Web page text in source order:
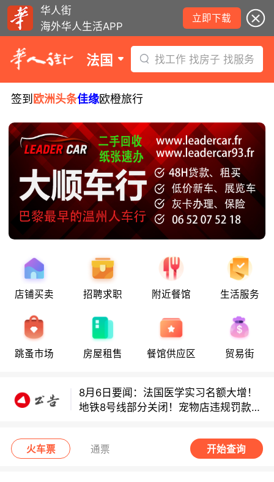
华人街
海外华人生活APP
立即下载
法国 找工作 找房子 找服务
签到 欧洲头条佳缘欧橙旅行
店铺买卖 招聘求职 附近餐馆 生活服务
跳蚤市场 房屋租售 餐馆供应区 贸易街
8月6日要闻：法国医学实习名额大增！
炉！
巴黎地铁音乐家海选启动！
地铁8号线部分关闭！宠物店违规罚款出
炉！
火车票 通票 开始查询